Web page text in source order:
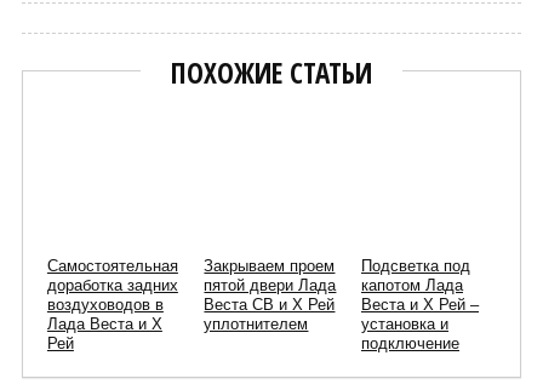
ПОХОЖИЕ СТАТЬИ
Самостоятельная
доработка задних
воздуховодов в
Лада Веста и Х
Рей
Закрываем проем
пятой двери Лада
Веста СВ и Х Рей
уплотнителем
Подсветка под
капотом Лада
Веста и Х Рей –
установка и
подключение